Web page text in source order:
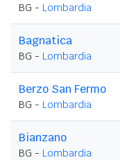
BG - Lombardia
Bagnatica
BG - Lombardia
Berzo San Fermo
BG - Lombardia
Bianzano
BG - Lombardia